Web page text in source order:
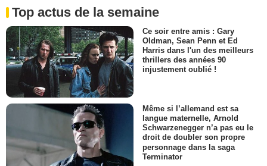
Top actus de la semaine
Ce soir entre amis : Gary
Oldman, Sean Penn et Ed
Harris dans l'un des meilleurs
thrillers des années 90
injustement oublié !
Même si l’allemand est sa
langue maternelle, Arnold
Schwarzenegger n’a pas eu le
droit de doubler son propre
personnage dans la saga
Terminator